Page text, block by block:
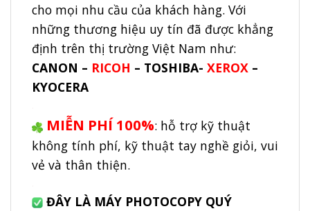
cho mọi nhu cầu của khách hàng. Với
những thương hiệu uy tín đã được khẳng
định trên thị trường Việt Nam như:
CANON – RICOH – TOSHIBA- XEROX –
KYOCERA
MIỄN PHÍ 100%: hỗ trợ kỹ thuật
không tính phí, kỹ thuật tay nghề giỏi, vui
vẻ và thân thiện.
ĐÂY LÀ MÁY PHOTOCOPY QUÝ